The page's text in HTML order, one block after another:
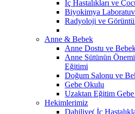
İç Hastalıkları ve
Biyokimya
Radyoloji ve
Anne & Bebek
Anne Dostu ve
Anne Sütünün
Eğitimi
Doğum Salonu ve
Gebe Okulu
Uzaktan Eğitim
Hekimlerimiz
Dahiliye( İç